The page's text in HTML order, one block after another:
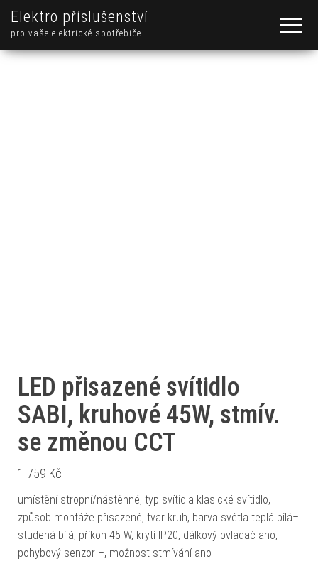
Elektro příslušenství
pro vaše elektrické spotřebiče
LED přisazené svítidlo
SABI, kruhové 45W, stmív.
se změnou CCT
1 759 Kč
umístění stropní/nástěnné, typ svítidla klasické svítidlo,
způsob montáže přisazené, tvar kruh, barva světla teplá bílá–
studená bílá, příkon 45 W, krytí IP20, dálkový ovladač ano,
pohybový senzor –, možnost stmívání ano